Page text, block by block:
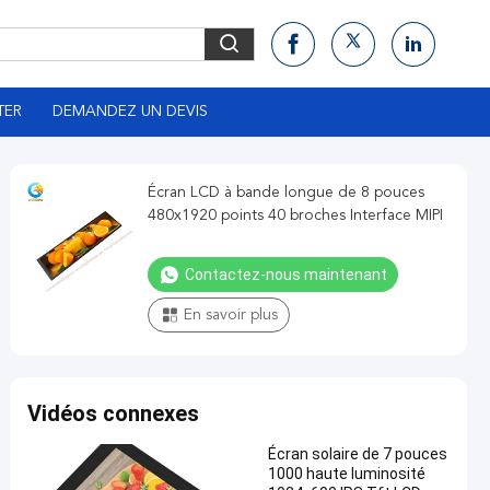
DEMANDEZ UN DEVIS
Écran LCD à bande longue de 8 pouces
480x1920 points 40 broches Interface MIPI
Contactez-nous maintenant
En savoir plus
Vidéos connexes
Écran solaire de 7 pouces
1000 haute luminosité